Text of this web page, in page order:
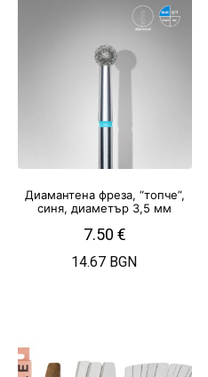
Диамантена фреза, “топче”,
синя, диаметър 3,5 мм
7.50 €
14.67 BGN